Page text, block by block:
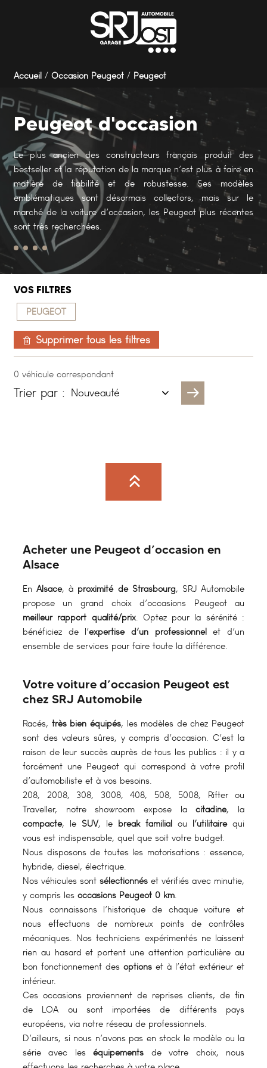
Accueil Occasion Peugeot Peugeot
Peugeot d'occasion
Le plus ancien des constructeurs français produit des
bestseller et la réputation de la marque n’est plus à faire en
matière de fiabilité et de robustesse. Ses modèles
emblématiques sont désormais collectors, mais sur le
marché de la voiture d’occasion, les Peugeot plus récentes
sont très recherchées.
VOS FILTRES
PEUGEOT
Supprimer tous les filtres
0 véhicule correspondant
Trier par :
Acheter une Peugeot d’occasion en
Alsace
EnAlsace, à proximité de Strasbourg, SRJ Automobile
propose un grand choix d’occasions Peugeot au
meilleur rapport qualité/prix. Optez pour la sérénité :
bénéficiez de l’expertise d’un professionnelet d’un
ensemble de services pour faire toute la différence.
Votre voiture d’occasion Peugeot est
chez SRJ Automobile
Racés, très bien équipés, les modèles de chez Peugeot
sont des valeurs sûres, y compris d’occasion. C’est la
raison de leur succès auprès de tous les publics : il y a
forcément une Peugeot qui correspond à votre profil
d’automobiliste et à vos besoins.
208, 2008, 308, 3008, 408, 508, 5008, Rifter ou
Traveller, notre showroom expose lacitadine, la
compacte, le SUV, le break familial ou l’utilitairequi
vous est indispensable, quel que soit votre budget.
Nous disposons de toutes les motorisations : essence,
hybride, diesel, électrique.
Nos véhicules sont sélectionnés et vérifiés avec minutie,
y compris les occasions Peugeot 0 km.
Nous connaissons l’historique de chaque voiture et
nous effectuons de nombreux points de contrôles
mécaniques. Nos techniciens expérimentés ne laissent
rien au hasard et portent une attention particulière au
bon fonctionnement des options et à l’état extérieur et
intérieur.
Ces occasions proviennent de reprises clients, de fin
de LOA ou sont importées de différents pays
européens, via notre réseau de professionnels.
D’ailleurs, si nous n’avons pas en stock le modèle ou la
série avec leséquipements de votre choix, nous